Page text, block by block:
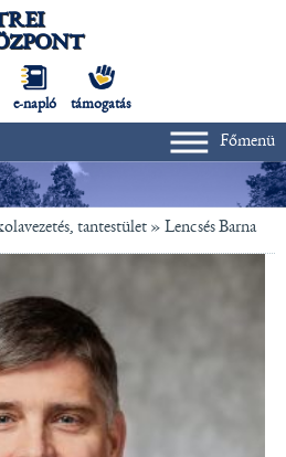
e-napló támogatás
Főmenü
tantestület » Lencsés Barna